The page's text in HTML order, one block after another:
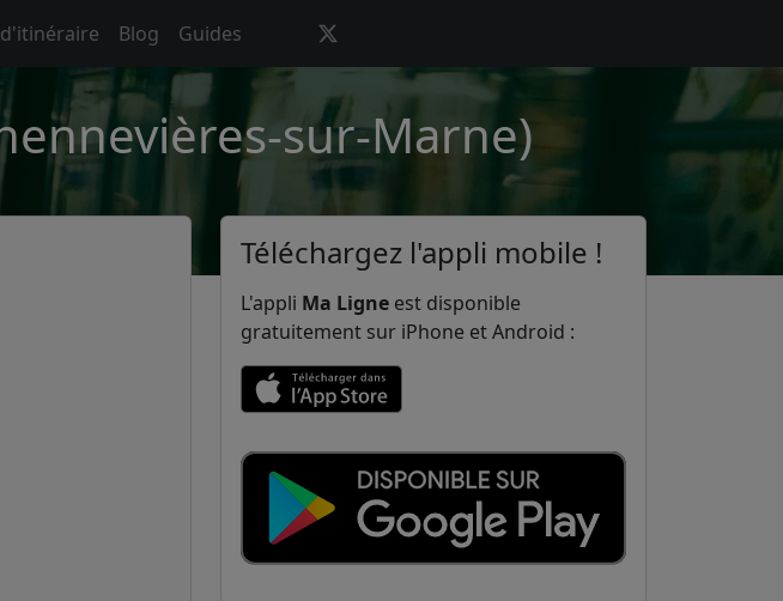
Blog Guides
sur-Marne)
Téléchargez l'appli mobile !
L'appli Ma Ligne est disponible
gratuitement sur iPhone et Android :